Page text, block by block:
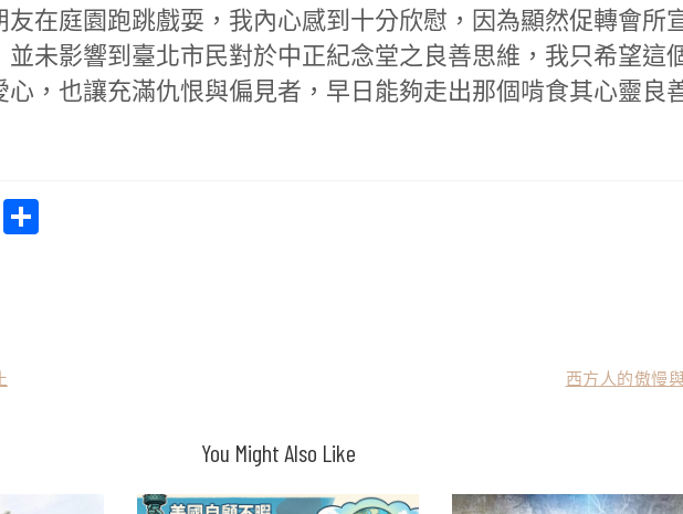
友在庭園跑跳戲耍，我內心感到十分欣慰，因為顯然促轉會所
並未影響到臺北市民對於中正紀念堂之良善思維，我只希望這
心，也讓充滿仇恨與偏見者，早日能夠走出那個啃食其心靈良
WeChat
西方人的傲慢
You Might Also Like